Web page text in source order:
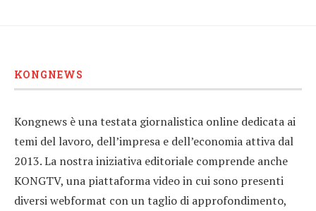
KONGNEWS
Kongnews è una testata giornalistica online dedicata ai
temi del lavoro, dell’impresa e dell’economia attiva dal
2013. La nostra iniziativa editoriale comprende anche
KONGTV, una piattaforma video in cui sono presenti
diversi webformat con un taglio di approfondimento,